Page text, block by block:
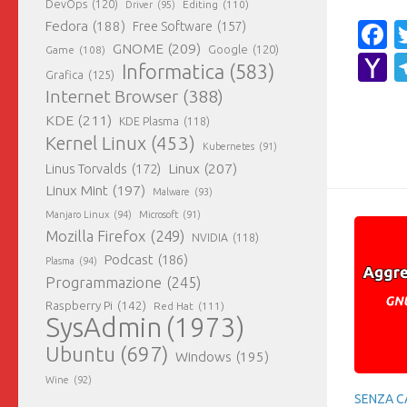
SENZA
DevOps (120) Driver (95) Editing (110)
Fedora (188) Free Software (157)
Game (108) GNOME (209) Google (120)
Grafica (125) Informatica (583)
Internet Browser (388)
KDE (211) KDE Plasma (118)
Kernel Linux (453) Kubernetes (91)
Linus Torvalds (172) Linux (207)
Linux Mint (197) Malware (93)
Manjaro Linux (94) Microsoft (91)
Mozilla Firefox (249) NVIDIA (118)
Plasma (94) Podcast (186)
Programmazione (245)
Raspberry Pi (142) Red Hat (111)
SysAdmin (1973)
Ubuntu (697) Windows (195)
Wine (92)